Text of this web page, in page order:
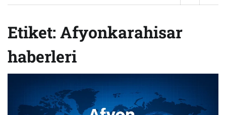
Etiket: Afyonkarahisar
haberleri